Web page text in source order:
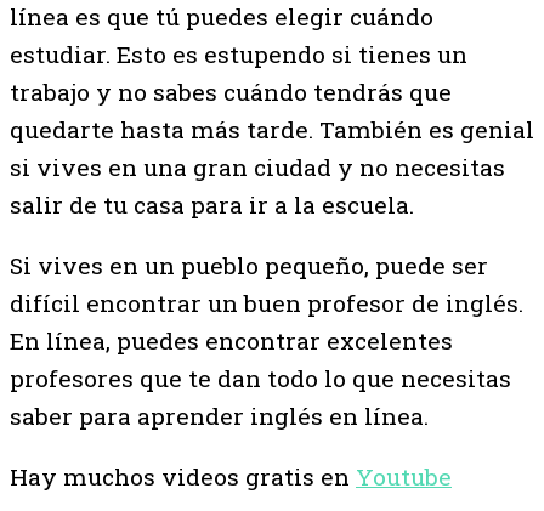
línea es que tú puedes elegir cuándo
estudiar. Esto es estupendo si tienes un
trabajo y no sabes cuándo tendrás que
quedarte hasta más tarde. También es genial
si vives en una gran ciudad y no necesitas
salir de tu casa para ir a la escuela.
Si vives en un pueblo pequeño, puede ser
difícil encontrar un buen profesor de inglés.
En línea, puedes encontrar excelentes
profesores que te dan todo lo que necesitas
saber para aprender inglés en línea.
Hay muchos videos gratis en Youtube